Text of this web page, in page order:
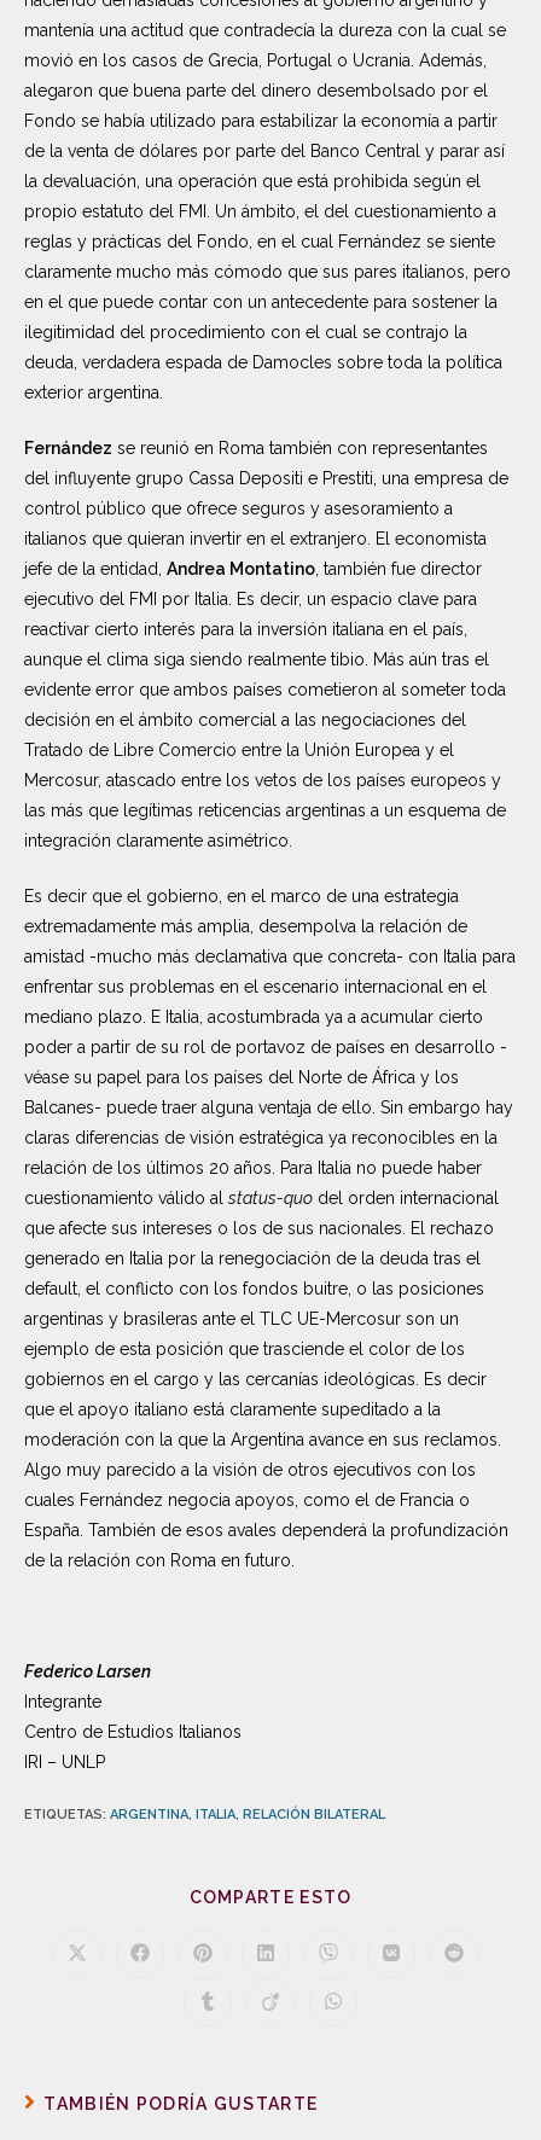
mantenía una actitud que contradecía la dureza con la cual se
movió en los casos de Grecia, Portugal o Ucrania. Además,
alegaron que buena parte del dinero desembolsado por el
Fondo se había utilizado para estabilizar la economía a partir
de la venta de dólares por parte del Banco Central y parar así
la devaluación, una operación que está prohibida según el
propio estatuto del FMI. Un ámbito, el del cuestionamiento a
reglas y prácticas del Fondo, en el cual Fernández se siente
claramente mucho más cómodo que sus pares italianos, pero
en el que puede contar con un antecedente para sostener la
ilegitimidad del procedimiento con el cual se contrajo la
deuda, verdadera espada de Damocles sobre toda la política
exterior argentina.
Fernández se reunió en Roma también con representantes
del influyente grupo Cassa Depositi e Prestiti, una empresa de
control público que ofrece seguros y asesoramiento a
italianos que quieran invertir en el extranjero. El economista
jefe de la entidad, Andrea Montatino , también fue director
ejecutivo del FMI por Italia. Es decir, un espacio clave para
reactivar cierto interés para la inversión italiana en el país,
aunque el clima siga siendo realmente tibio. Más aún tras el
evidente error que ambos países cometieron al someter toda
decisión en el ámbito comercial a las negociaciones del
Tratado de Libre Comercio entre la Unión Europea y el
Mercosur, atascado entre los vetos de los países europeos y
las más que legítimas reticencias argentinas a un esquema de
integración claramente asimétrico.
Es decir que el gobierno, en el marco de una estrategia
extremadamente más amplia, desempolva la relación de
amistad -mucho más declamativa que concreta- con Italia para
enfrentar sus problemas en el escenario internacional en el
mediano plazo. E Italia, acostumbrada ya a acumular cierto
poder a partir de su rol de portavoz de países en desarrollo -
véase su papel para los países del Norte de África y los
Balcanes- puede traer alguna ventaja de ello. Sin embargo hay
claras diferencias de visión estratégica ya reconocibles en la
relación de los últimos 20 años. Para Italia no puede haber
cuestionamiento válido al status-quo del orden internacional
que afecte sus intereses o los de sus nacionales. El rechazo
generado en Italia por la renegociación de la deuda tras el
default, el conflicto con los fondos buitre, o las posiciones
argentinas y brasileras ante el TLC UE-Mercosur son un
ejemplo de esta posición que trasciende el color de los
gobiernos en el cargo y las cercanías ideológicas. Es decir
que el apoyo italiano está claramente supeditado a la
moderación con la que la Argentina avance en sus reclamos.
Algo muy parecido a la visión de otros ejecutivos con los
cuales Fernández negocia apoyos, como el de Francia o
España. También de esos avales dependerá la profundización
de la relación con Roma en futuro.
Federico Larsen
Integrante
Centro de Estudios Italianos
IRI – UNLP
ETIQUETAS: ARGENTINA, ITALIA, RELACIÓN BILATERAL
COMPARTE ESTO
TAMBIÉN PODRÍA GUSTARTE